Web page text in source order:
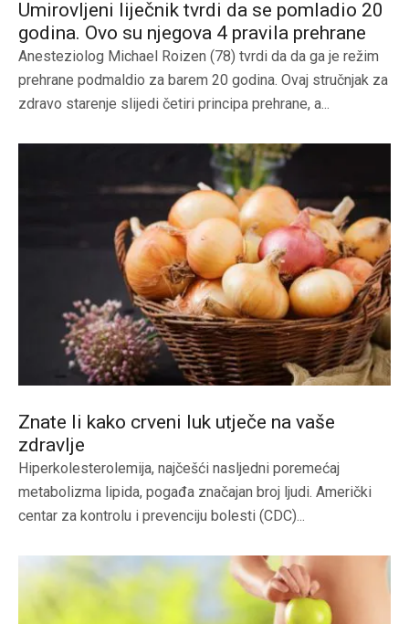
Umirovljeni liječnik tvrdi da se pomladio 20
godina. Ovo su njegova 4 pravila prehrane
Anesteziolog Michael Roizen (78) tvrdi da da ga je režim
prehrane podmaldio za barem 20 godina. Ovaj stručnjak za
zdravo starenje slijedi četiri principa prehrane, a...
Znate li kako crveni luk utječe na vaše
zdravlje
Hiperkolesterolemija, najčešći nasljedni poremećaj
metabolizma lipida, pogađa značajan broj ljudi. Američki
centar za kontrolu i prevenciju bolesti (CDC)...